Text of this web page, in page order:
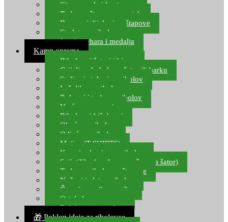
Sito, posude i kante
Torbe za štapove – match
Rezervni dijelovi za štapove
Starlete za ribolov
Izrada pehara i medalja
Kamp oprema
Ribolovni šatori i bivvy
Grijalice, kuhala za šator ili barku
Stolice i stolovi za ribolov
Ležaljke za ribolov
Ruksaci i torbe za ribolov
Vreće za spavanje
Ribolovni kišobrani
Obuća za ribolov
Odjeća za ribolov
Majice (T-SHIRTS)
Kape i rukavice za ribolov
Svijetiljke (naglavne, ručne, za šator)
Torbe za ribolovne štapove
Noževi i alat za ribolov
Čamci za prihranu ribe
Ostala kamp oprema
Dalekozori i optika
🎁 Poklon ideje za ribolovce